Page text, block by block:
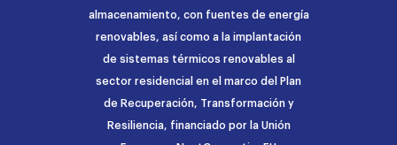
almacenamiento, con fuentes de energía
renovables, así como a la implantación
de sistemas térmicos renovables al
sector residencial en el marco del Plan
de Recuperación, Transformación y
Resiliencia, financiado por la Unión